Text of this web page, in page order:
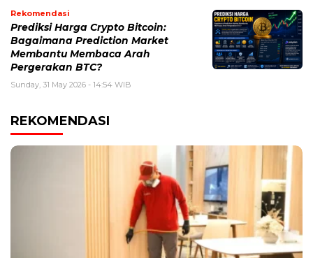
Rekomendasi
Prediksi Harga Crypto Bitcoin:
Bagaimana Prediction Market
Membantu Membaca Arah
Pergerakan BTC?
Sunday, 31 May 2026 - 14:54 WIB
REKOMENDASI